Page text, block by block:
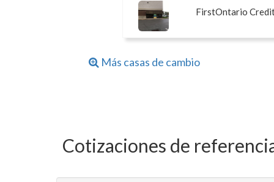
FirstOntario
Más casas de cambio
Cotizaciones de